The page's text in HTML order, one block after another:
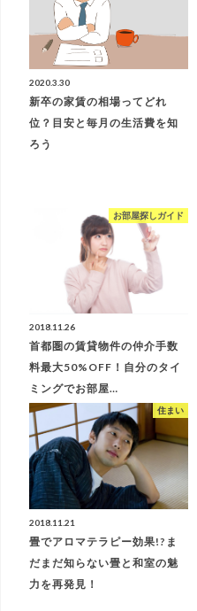
2020.3.30
新卒の家賃の相場ってどれ
位？目安と毎月の生活費を知
ろう
お部屋探しガイド
2018.11.26
首都圏の賃貸物件の仲介手数
料最大50%OFF！自分のタイ
ミングでお部屋…
住まい
2018.11.21
畳でアロマテラピー効果!?ま
だまだ知らない畳と和室の魅
力を再発見！